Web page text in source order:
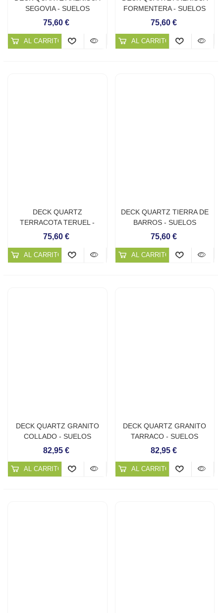
SEGOVIA - SUELOS
CONTINUOS DE CUARZO
75,60 €
AL CARRITO
FORMENTERA - SUELOS
CONTINUOS DE CUARZO
75,60 €
AL CARRITO
DECK QUARTZ
TERRACOTA TERUEL -
SUELOS CONTINUOS DE
75,60 €
AL CARRITO
DECK QUARTZ TIERRA DE
BARROS - SUELOS
CONTINUOS DE CUARZO
75,60 €
AL CARRITO
DECK QUARTZ GRANITO
COLLADO - SUELOS
CONTINUOS DE CUARZO
82,95 €
AL CARRITO
DECK QUARTZ GRANITO
TARRACO - SUELOS
CONTINUOS DE CUARZO
82,95 €
AL CARRITO